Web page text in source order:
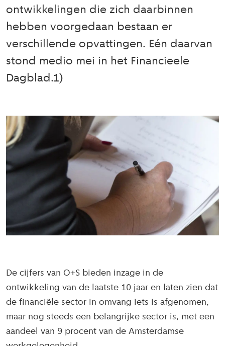
ontwikkelingen die zich daarbinnen
hebben voorgedaan bestaan er
verschillende opvattingen. Eén daarvan
stond medio mei in het Financieele
Dagblad.1)
De cijfers van O+S bieden inzage in de
ontwikkeling van de laatste 10 jaar en laten zien dat
de financiële sector in omvang iets is afgenomen,
maar nog steeds een belangrijke sector is, met een
aandeel van 9 procent van de Amsterdamse